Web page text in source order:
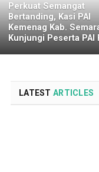
Perkuat Semangat
Bertanding, Kasi PAI
Kemenag Kab.
Kunjungi Peserta PAI
LATEST ARTICLES